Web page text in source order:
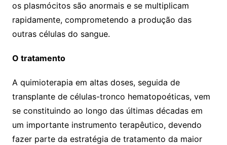
os plasmócitos são anormais e se multiplicam
rapidamente, comprometendo a produção das
outras células do sangue.
O tratamento
A quimioterapia em altas doses, seguida de
transplante de células-tronco hematopoéticas, vem
se constituindo ao longo das últimas décadas em
um importante instrumento terapêutico, devendo
fazer parte da estratégia de tratamento da maior